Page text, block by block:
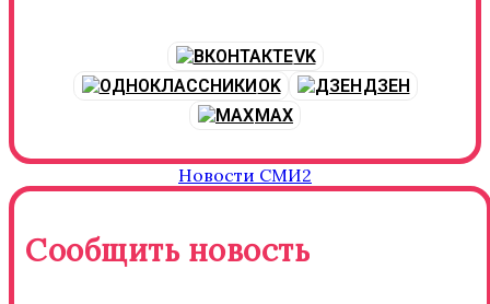
VK
OK
ДЗЕН
MAX
Новости СМИ2
Сообщить новость